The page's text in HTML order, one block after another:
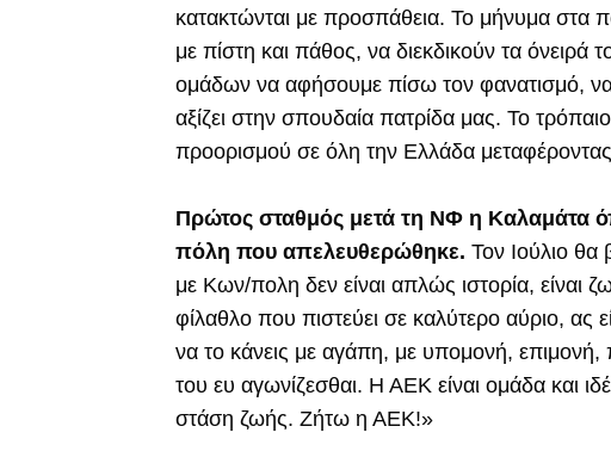
κατακτώνται με προσπάθεια. Το μήνυμα στα
με πίστη και πάθος, να διεκδικούν τα
ομάδων να αφήσουμε πίσω τον φανατισμό,
αξίζει στην σπουδαία πατρίδα μας. Το
προορισμού σε όλη την Ελλάδα μεταφέροντας
Πρώτος σταθμός μετά τη ΝΦ η Καλαμάτα
πόλη που απελευθερώθηκε. Τον Ιούλιο
με Κων/πολη δεν είναι απλώς ιστορία, είναι
φίλαθλο που πιστεύει σε καλύτερο αύριο, ας
να το κάνεις με αγάπη, με υπομονή, επιμονή,
του ευ αγωνίζεσθαι. Η ΑΕΚ είναι ομάδα και
στάση ζωής. Ζήτω η ΑΕΚ!»